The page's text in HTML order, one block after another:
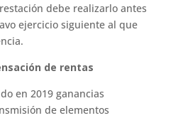
debe realizarlo antes
ejercicio siguiente al que
de rentas
en 2019 ganancias
de elementos